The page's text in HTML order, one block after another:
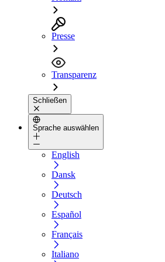
Presse
Transparenz
Schließen
Sprache auswählen
English
Dansk
Deutsch
Español
Français
Italiano